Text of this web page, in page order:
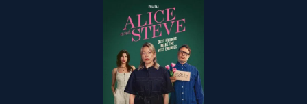
СМОТРЕТЬ ОНЛАЙН